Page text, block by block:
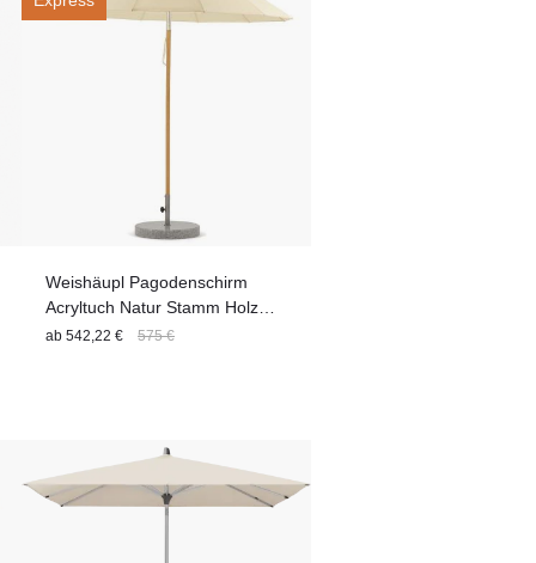
Weishäupl Pagodenschirm
Acryltuch Natur Stamm Holz
Streben Weiß Flaschenzug &
ab 542,22 € 575 €